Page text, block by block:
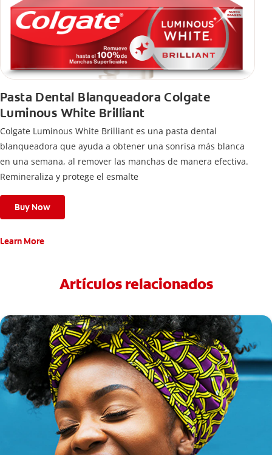
Pasta Dental Blanqueadora Colgate
Luminous White Brilliant
Colgate Luminous White Brilliant es una pasta dental
blanqueadora que ayuda a obtener una sonrisa más blanca
en una semana, al remover las manchas de manera efectiva.
Remineraliza y protege el esmalte
Buy Now
Learn More
Artículos relacionados